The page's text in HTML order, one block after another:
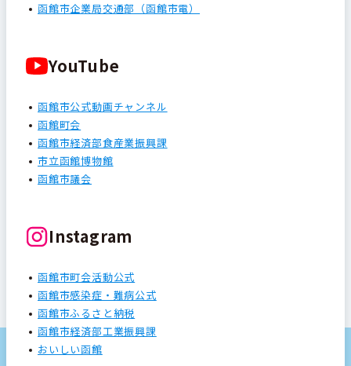
函館市企業局交通部（函館市電）
YouTube
函館市公式動画チャンネル
函館町会
函館市経済部食産業振興課
市立函館博物館
函館市議会
Instagram
函館市町会活動公式
函館市感染症・難病公式
函館市ふるさと納税
函館市経済部工業振興課
おいしい函館